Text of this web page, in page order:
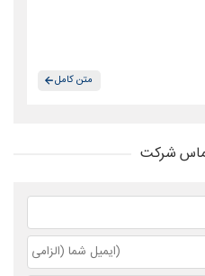
متن کامل
شرکت